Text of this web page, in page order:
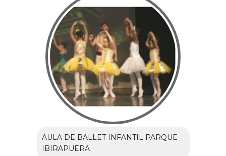
AULA DE BALLET INFANTIL PARQUE
IBIRAPUERA